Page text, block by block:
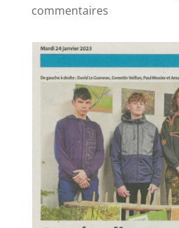
commentaires